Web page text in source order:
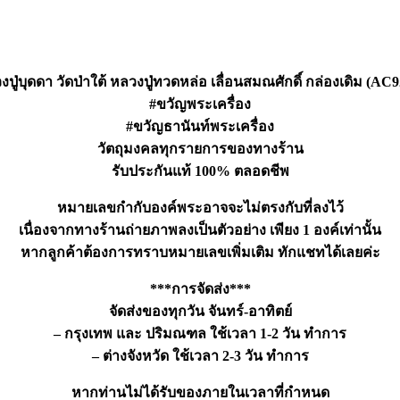
ปู่บุดดา วัดป่าใต้ หลวงปู่ทวดหล่อ เลื่อนสมณศักดิ์ กล่องเดิม
#ขวัญพระเครื่อง
#ขวัญธานันท์พระเครื่อง
วัตถุมงคลทุกรายการของทางร้าน
รับประกันแท้ 100% ตลอดชีพ
หมายเลขกำกับองค์พระอาจจะไม่ตรงกับที่ลงไว้
เนื่องจากทางร้านถ่ายภาพลงเป็นตัวอย่าง เพียง 1 องค์เท่านั้น
หากลูกค้าต้องการทราบหมายเลขเพิ่มเติม ทักแชทได้เลยค่ะ
***การจัดส่ง***
จัดส่งของทุกวัน จันทร์-อาทิตย์
– กรุงเทพ และ ปริมณฑล ใช้เวลา 1-2 วัน ทำการ
– ต่างจังหวัด ใช้เวลา 2-3 วัน ทำการ
หากท่านไม่ได้รับของภายในเวลาที่กำหนด